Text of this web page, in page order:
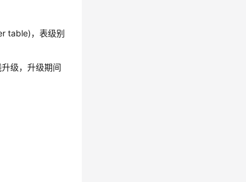
table)，表级别
级，升级期间